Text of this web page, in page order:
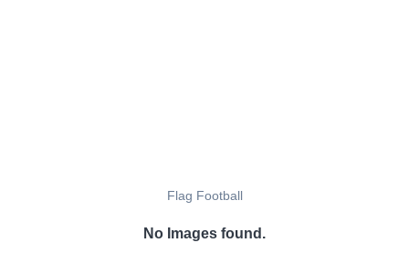
Flag Football
No Images found.